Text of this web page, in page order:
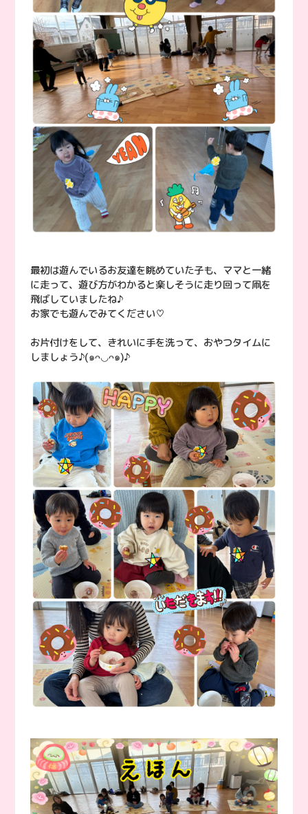
最初は遊んでいるお友達を眺めていた子も、ママと一緒
に走って、遊び方がわかると楽しそうに走り回って凧を
飛ばしていましたね♪
お家でも遊んでみてください♡
お片付けをして、きれいに手を洗って、おやつタイムに
しましょう♪(๑ᴖ◡ᴖ๑)♪